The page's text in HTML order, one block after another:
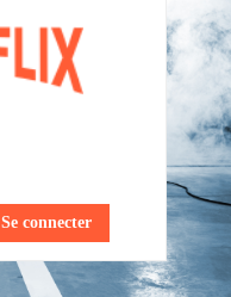
Se connecter